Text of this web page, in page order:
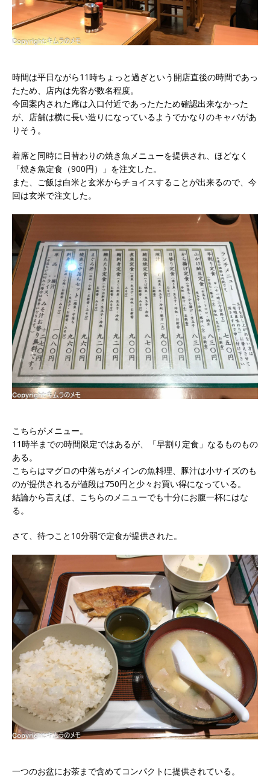
時間は平日ながら11時ちょっと過ぎという開店直後の時間であっ
たため、店内は先客が数名程度。
今回案内された席は入口付近であったたため確認出来なかった
が、店舗は横に長い造りになっているようでかなりのキャパがあ
りそう。
着席と同時に日替わりの焼き魚メニューを提供され、ほどなく
「焼き魚定食（900円）」を注文した。
また、ご飯は白米と玄米からチョイスすることが出来るので、今
回は玄米で注文した。
こちらがメニュー。
11時半までの時間限定ではあるが、「早割り定食」なるものもの
ある。
こちらはマグロの中落ちがメインの魚料理、豚汁は小サイズのも
のが提供されるが値段は750円と少々お買い得になっている。
結論から言えば、こちらのメニューでも十分にお腹一杯にはな
る。
さて、待つこと10分弱で定食が提供された。
一つのお盆にお茶まで含めてコンパクトに提供されている。